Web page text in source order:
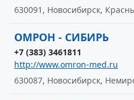
630091, Новосибирск,
ОМРОН - СИБИРЬ
+7 (383) 3461811
http://www.omron-med.ru
630087, Новосибирск,